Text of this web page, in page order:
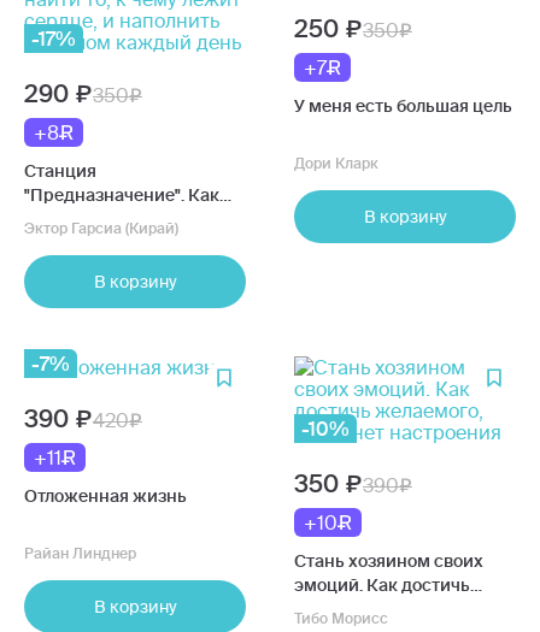
-17%
290
350
+8
Станция
"Предназначение". Как
найти то, к чему лежит
смыслом каждый день
Эктор Гарсиа (Кирай)
В корзину
250
350
+7
У меня есть большая цель
Дори Кларк
В корзину
-7%
390
420
+11
Отложенная жизнь
Райан Линднер
В корзину
-10%
350
390
+10
Стань хозяином своих
эмоций. Как достичь
желаемого, когда нет
Тибо Морисс